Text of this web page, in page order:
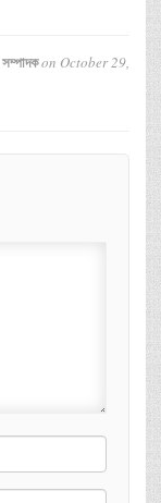
সম্পাদকon October 29,